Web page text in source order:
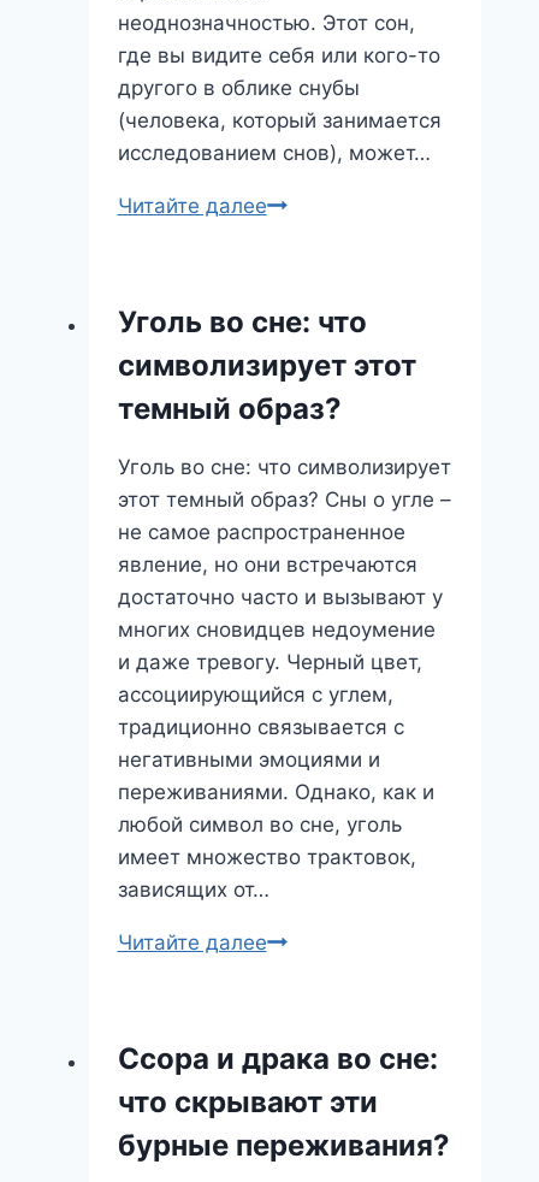
неоднозначностью. Этот сон,
где вы видите себя или кого-то
другого в облике снубы
(человека, который занимается
исследованием снов), может…
Читайте далееСнубой:
сна
Уголь во сне: что
символизирует этот
темный образ?
Уголь во сне: что символизирует
этот темный образ? Сны о угле –
не самое распространенное
явление, но они встречаются
достаточно часто и вызывают у
многих сновидцев недоумение
и даже тревогу. Черный цвет,
ассоциирующийся с углем,
традиционно связывается с
негативными эмоциями и
переживаниями. Однако, как и
любой символ во сне, уголь
имеет множество трактовок,
зависящих от…
Читайте далееУголь
символизирует
этот
темный
образ?
Ссора и драка во сне:
что скрывают эти
бурные переживания?